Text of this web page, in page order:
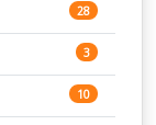
7
4
133
28
3
10